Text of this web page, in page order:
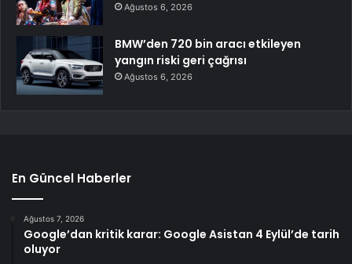
Ağustos 6, 2026
BMW’den 720 bin aracı etkileyen
yangın riski geri çağrısı
Ağustos 6, 2026
En Güncel Haberler
Ağustos 7, 2026
Google’dan kritik karar: Google Asistan 4 Eylül’de tarih
oluyor